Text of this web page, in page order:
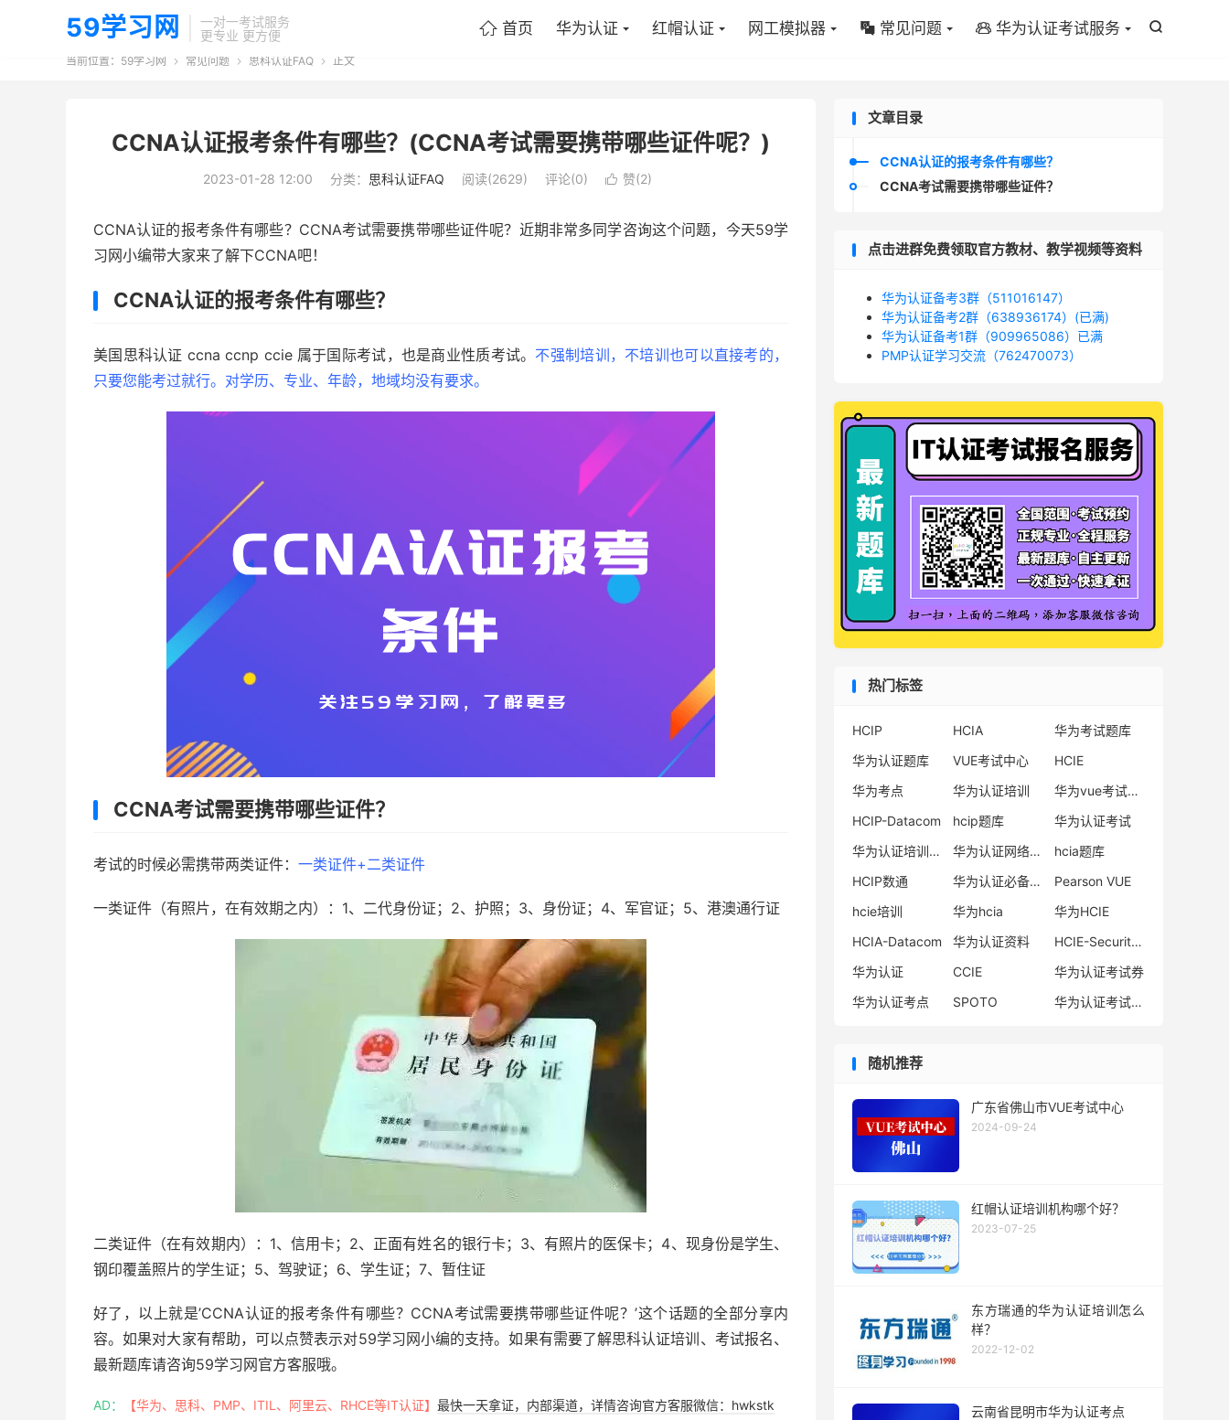
59学习网
一对一考试服务
更专业 更方便

 首页 华为认证 红帽认证 网工模拟器  常见问题  华为认证考试服务
当前位置： 59学习网  常见问题  思科认证FAQ  正文
CCNA认证报考条件有哪些？(CCNA考试需要携带哪些证件呢？)
2023-01-28 12:00 分类： 思科认证FAQ 阅读(2629) 评论(0)  赞(2)
CCNA认证的报考条件有哪些？CCNA考试需要携带哪些证件呢？近期非常多同学咨询这个问题，今天59学
习网小编带大家来了解下CCNA吧！
CCNA认证的报考条件有哪些？
美国思科认证 ccna ccnp ccie 属于国际考试，也是商业性质考试。 不强制培训，不培训也可以直接考的，
只要您能考过就行。对学历、专业、年龄，地域均没有要求。
CCNA考试需要携带哪些证件？
考试的时候必需携带两类证件： 一类证件+二类证件
一类证件（有照片，在有效期之内）：1、二代身份证；2、护照；3、身份证；4、军官证；5、港澳通行证
二类证件（在有效期内）：1、信用卡；2、正面有姓名的银行卡；3、有照片的医保卡；4、现身份是学生、
钢印覆盖照片的学生证；5、驾驶证；6、学生证；7、暂住证
好了，以上就是’CCNA认证的报考条件有哪些？CCNA考试需要携带哪些证件呢？’这个话题的全部分享内
容。如果对大家有帮助，可以点赞表示对59学习网小编的支持。如果有需要了解思科认证培训、考试报名、
最新题库请咨询59学习网官方客服哦。
AD： 【华为、思科、PMP、ITIL、阿里云、RHCE等IT认证】 最快一天拿证，内部渠道，详情咨询官方客服微信：hwkstk
文章目录
CCNA认证的报考条件有哪些？
CCNA考试需要携带哪些证件？
点击进群免费领取官方教材、教学视频等资料
华为认证备考3群（511016147）
华为认证备考2群（638936174）(已满)
华为认证备考1群（909965086）已满
PMP认证学习交流（762470073）
热门标签
HCIP HCIA
华为考试题库
华为认证题库
VUE考试中心
HCIE
华为考点
华为认证培训
华为vue考试中心
HCIP-Datacom
hcip题库
华为认证考试
华为认证培训机构
华为认证网络工程师
hcia题库
HCIP数通
华为认证必备电子书系列
Pearson VUE
hcie培训
华为hcia
华为HCIE
HCIA-Datacom
华为认证资料
HCIE-Security备考指南
华为认证
CCIE
华为认证考试券
华为认证考点
SPOTO 华为认证考试费用
随机推荐
广东省佛山市VUE考试中心
2024-09-24
红帽认证培训机构哪个好？
2023-07-25
东方瑞通的华为认证培训怎么
样？
2022-12-02
云南省昆明市华为认证考点